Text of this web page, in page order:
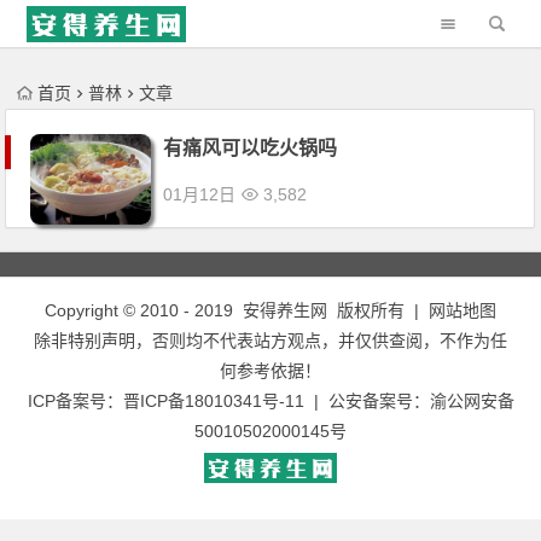
'); })();
首页 普林 文章
有痛风可以吃火锅吗
01月12日 3,582
Copyright © 2010 - 2019 安得养生网 版权所有 |
网站地图
除非特别声明，否则均不代表站方观点，并仅供查阅，不作为任
何参考依据！
ICP备案号： 晋ICP备18010341号-11 | 公安备案号： 渝公网安备
50010502000145号